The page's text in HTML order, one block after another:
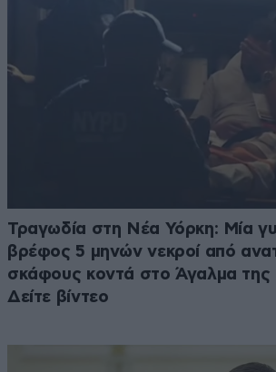
Τραγωδία στη Νέα Υόρκη: Μία
βρέφος 5 μηνών νεκροί από
σκάφους κοντά στο Άγαλμα της
Δείτε βίντεο